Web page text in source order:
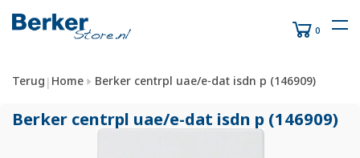
0
Terug | Home Berker centrpl uae/e-dat isdn p (146909)
Berker centrpl uae/e-dat isdn p (146909)